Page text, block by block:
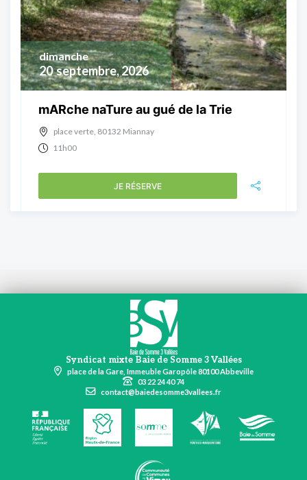
20 septembre, 2026
dimanche
mARche naTure au gué de la Trie
place verte, 80132 Miannay
11h00
JE RÉSERVE
Syndicat mixte Baie de Somme 3 Vallées
place de la Gare, Immeuble Garopôle 80100 Abbeville
03 22 24 40 74
contact@baiedesomme3vallees.fr